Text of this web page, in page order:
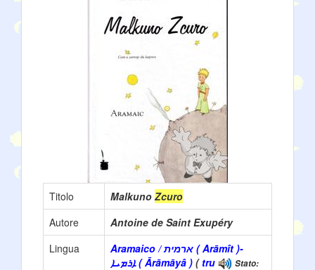
Titolo Malkuno Zcuro
Autore
Antoine de Saint Exupéry
Lingua
Aramaico / ארמית ( Arāmît )-
ܐܪܡܝܐ ( Ārāmāyâ ) ( tru
Stato: